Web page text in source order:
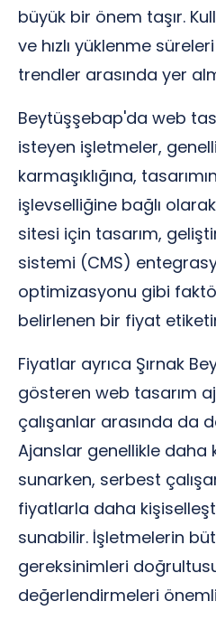
büyük bir önem taşır.
ve hızlı yüklenme
trendler arasında yer
Beytüşşebap'da web
isteyen işletmeler,
karmaşıklığına,
işlevselliğine bağlı
sitesi için tasarım,
sistemi (CMS)
optimizasyonu gibi
belirlenen bir fiyat
Fiyatlar ayrıca Şırnak
gösteren web tasarım
çalışanlar arasında da
Ajanslar genellikle daha
sunarken, serbest
fiyatlarla daha
sunabilir. İşletmelerin
gereksinimleri
değerlendirmeleri